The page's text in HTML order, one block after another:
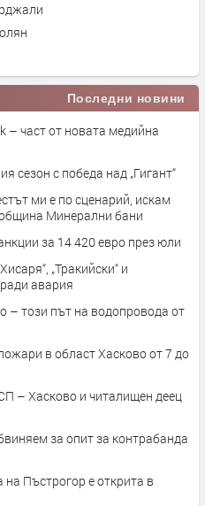
Последни новини
– част от новата медийна
сезон с победа над „Гигант“
ми е по сценарий, искам
Минерални бани
за 14 420 евро през юли
„Тракийски“ и
авария
– този път на водопровода от
в област Хасково от 7 до
– Хасково и читалищен деец
за опит за контрабанда
Пъстрогор е открита в